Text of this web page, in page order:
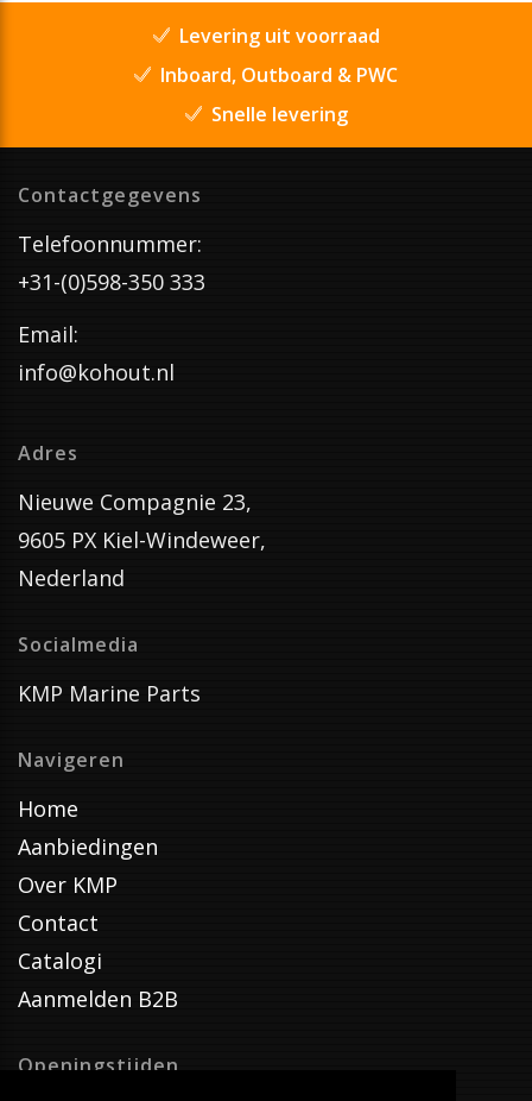
Levering uit voorraad
Inboard, Outboard & PWC
Snelle levering
Contactgegevens
Telefoonnummer:
+31-(0)598-350 333
Email:
info@kohout.nl
Adres
Nieuwe Compagnie 23,
9605 PX Kiel-Windeweer,
Nederland
Socialmedia
KMP Marine Parts
Navigeren
Home
Aanbiedingen
Over KMP
Contact
Catalogi
Aanmelden B2B
Openingstijden